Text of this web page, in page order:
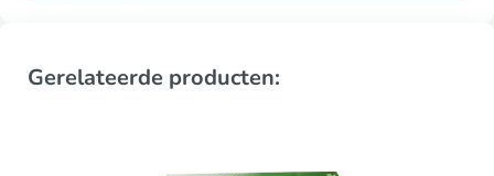
Gerelateerde producten: